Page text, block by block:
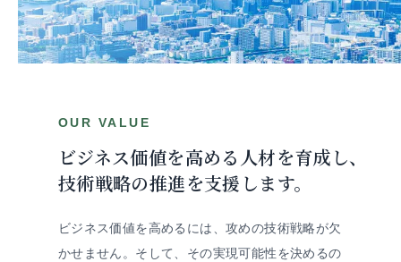
OUR VALUE
ビジネス価値を高める人材を育成し、
技術戦略の推進を支援します。
ビジネス価値を高めるには、攻めの技術戦略が欠
かせません。そして、その実現可能性を決めるの